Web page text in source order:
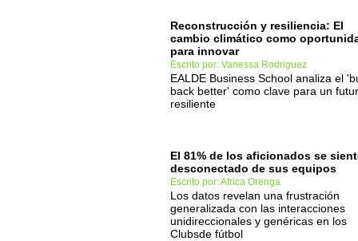
Reconstrucción y resiliencia: El
cambio climático como
para innovar
Escrito por: Vanessa Rodriguez
EALDE Business School analiza el
back better' como clave para un
resiliente
El 81% de los aficionados se
desconectado de sus equipos
Escrito por: Africa Orenga
Los datos revelan una frustración
generalizada con las interacciones
unidireccionales y genéricas en los
Clubsde fútbol